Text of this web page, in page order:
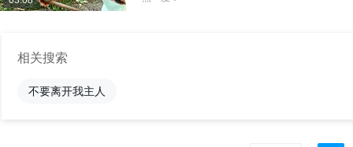
相关搜索
不要离开我主人